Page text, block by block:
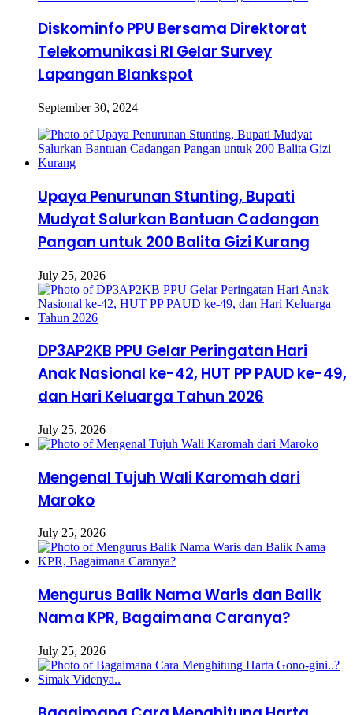
Diskominfo PPU Bersama Direktorat
Telekomunikasi RI Gelar Survey
Lapangan Blankspot
September 30, 2024
Upaya Penurunan Stunting, Bupati
Mudyat Salurkan Bantuan Cadangan
Pangan untuk 200 Balita Gizi Kurang
July 25, 2026
DP3AP2KB PPU Gelar Peringatan Hari
Anak Nasional ke-42, HUT PP PAUD ke-49,
dan Hari Keluarga Tahun 2026
July 25, 2026
Mengenal Tujuh Wali Karomah dari
Maroko
July 25, 2026
Mengurus Balik Nama Waris dan Balik
Nama KPR, Bagaimana Caranya?
July 25, 2026